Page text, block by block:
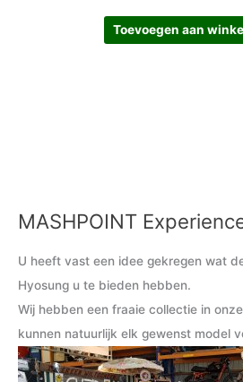
Toevoegen aan
MASHPOINT
U heeft vast een idee gekregen wat
Hyosung u te bieden hebben.
Wij hebben een fraaie collectie in
kunnen natuurlijk elk gewenst model